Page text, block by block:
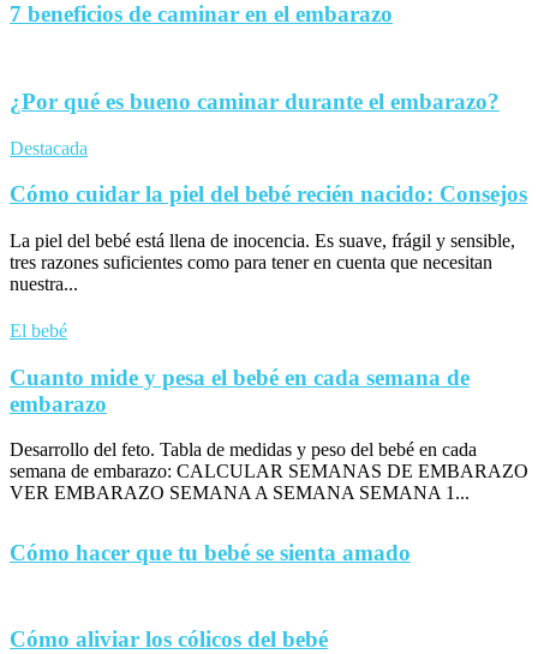
7 beneficios de caminar en el embarazo
¿Por qué es bueno caminar durante el embarazo?
Destacada
Cómo cuidar la piel del bebé recién nacido: Consejos
La piel del bebé está llena de inocencia. Es suave, frágil y sensible,
tres razones suficientes como para tener en cuenta que necesitan
nuestra...
El bebé
Cuanto mide y pesa el bebé en cada semana de
embarazo
Desarrollo del feto. Tabla de medidas y peso del bebé en cada
semana de embarazo: CALCULAR SEMANAS DE EMBARAZO
VER EMBARAZO SEMANA A SEMANA SEMANA 1...
Cómo hacer que tu bebé se sienta amado
Cómo aliviar los cólicos del bebé